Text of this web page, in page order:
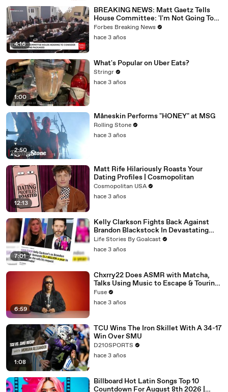
4:16
BREAKING NEWS: Matt Gaetz Tells
House Committee: 'I'm Not Going To
Vote For A Continuing Resolution'
Forbes Breaking News
hace 3 años
1:00
What's Popular on Uber Eats?
Stringr
hace 3 años
2:50
Måneskin Performs "HONEY" at MSG
Rolling Stone
hace 3 años
12:13
Matt Rife Hilariously Roasts Your
Dating Profiles | Cosmopolitan
Cosmopolitan USA
hace 3 años
7:01
Kelly Clarkson Fights Back Against
Brandon Blackstock In Devastating
Divorce Battle
Life Stories By Goalcast
hace 3 años
6:59
Chxrry22 Does ASMR with Matcha,
Talks Using Music to Escape & Touring
with The Weeknd
Fuse
hace 3 años
1:08
TCU Wins The Iron Skillet With A 34-17
Win Over SMU
D210SPORTS
hace 3 años
Billboard Hot Latin Songs Top 10
Countdown For August 8th 2026 |